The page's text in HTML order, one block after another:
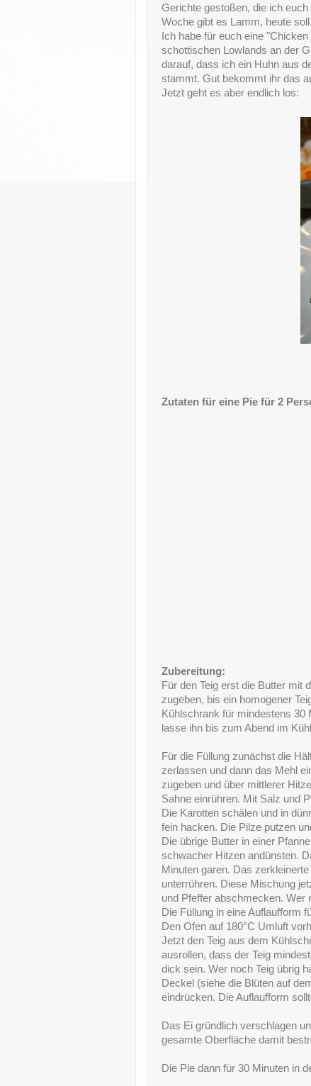
Gerichte gestoßen, die ich
Woche gibt es Lamm, heute
Ich habe für euch eine
schottischen Lowlands an der
darauf, dass ich ein Huhn aus
stammt. Gut bekommt ihr das
Jetzt geht es aber endlich los:
Zutaten für eine Pie für 2
Zubereitung:
Für den Teig erst die Butter mit
zugeben, bis ein homogener
Kühlschrank für mindestens 30
lasse ihn bis zum Abend im
Für die Füllung zunächst die
zerlassen und dann das Mehl
zugeben und über mittlerer
Sahne einrühren. Mit Salz und
Die Karotten schälen und in
fein hacken. Die Pilze putzen
Die übrige Butter in einer
schwacher Hitzen andünsten.
Minuten garen. Das
unterrühren. Diese Mischung
und Pfeffer abschmecken. Wer
Die Füllung in eine Auflaufform
Den Ofen auf 180°C Umluft
Jetzt den Teig aus dem
ausrollen, dass der Teig
dick sein. Wer noch Teig übrig
Deckel (siehe die Blüten auf
eindrücken. Die Auflaufform
Das Ei gründlich verschlagen
gesamte Oberfläche damit
Die Pie dann für 30 Minuten in